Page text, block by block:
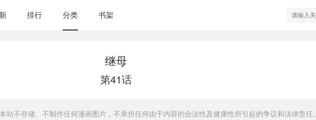
排行 分类 书架
继母
第41话
站不存储、不制作任何漫画图片，不承担任何由于内容的合法性及健康性所引起的争议和法律责任。